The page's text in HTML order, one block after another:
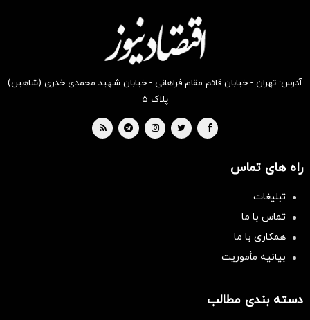
بخر !
بخر !
آدرس: تهران - خیابان قائم مقام فراهانی - خیابان شهید محمدی خدری (شاهین)
پلاک ۵
راه های تماس
تبلیغات
تماس با ما
همکاری با ما
بیانیه مأموریت
دسته بندی مطالب